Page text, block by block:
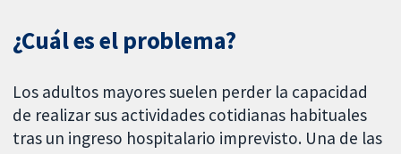
¿Cuál es el problema?
Los adultos mayores suelen perder la capacidad
de realizar sus actividades cotidianas habituales
tras un ingreso hospitalario imprevisto. Una de las